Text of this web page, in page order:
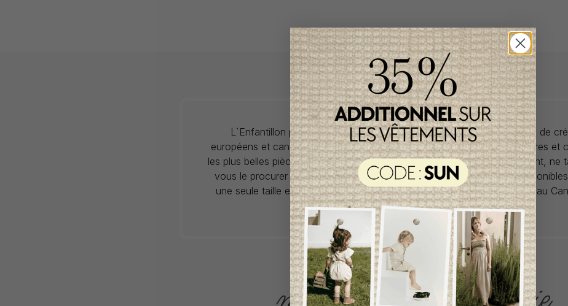
L`Enfantillon propose des collections pour de vêtements pour bébés de
européens et canadiens à prix imbattables. Nous dénichons les perles rares et
les plus belles pièces de saisons en saisons. Si un vêtement vous convient, ne
vous le procurer car la plupart du temps, les articles offerts ne sont
une seule taille et en un seul exemplaire. Profitez de la livraison gratuite au
tout achat de 100$ et plus avant taxes.
ACCÈS RAPIDE